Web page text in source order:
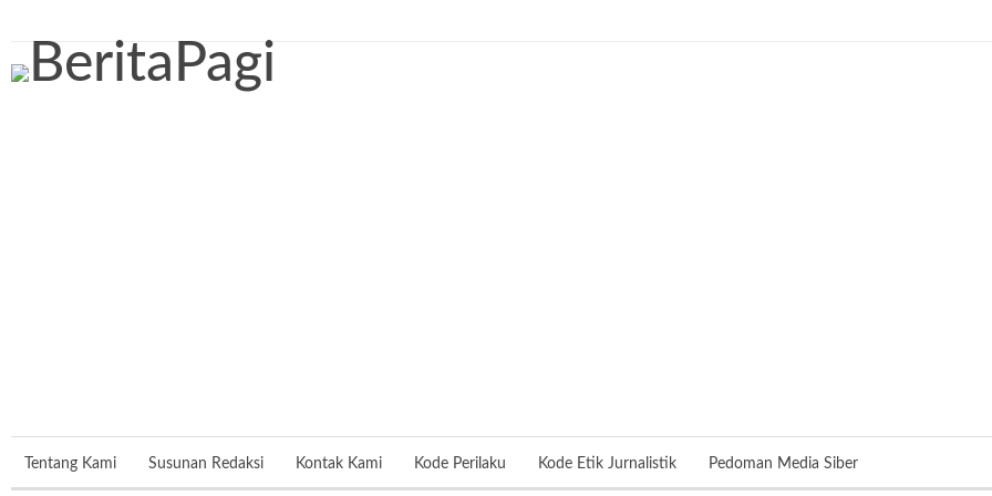
Tentang Kami Susunan Redaksi Kontak Kami Kode Perilaku Kode Etik Jurnalistik Pedoman Media Siber